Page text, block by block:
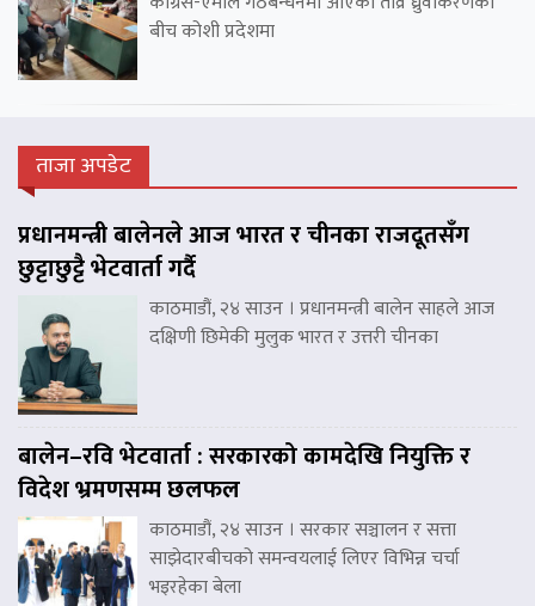
बीच कोशी प्रदेशमा
ताजा अपडेट
प्रधानमन्त्री बालेनले आज भारत र चीनका राजदूतसँग
छुट्टाछुट्टै भेटवार्ता गर्दै
काठमाडौं, २४ साउन । प्रधानमन्त्री बालेन साहले आज
दक्षिणी छिमेकी मुलुक भारत र उत्तरी चीनका
बालेन–रवि भेटवार्ता : सरकारको कामदेखि नियुक्ति र
विदेश भ्रमणसम्म छलफल
काठमाडौं, २४ साउन । सरकार सञ्चालन र सत्ता
साझेदारबीचको समन्वयलाई लिएर विभिन्न चर्चा
भइरहेका बेला